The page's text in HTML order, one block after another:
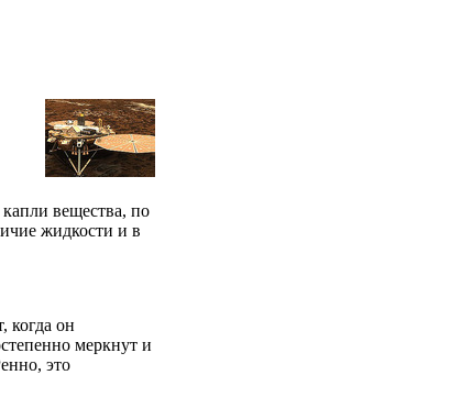
вещества, по
жидкости и в
когда он
меркнут и
это